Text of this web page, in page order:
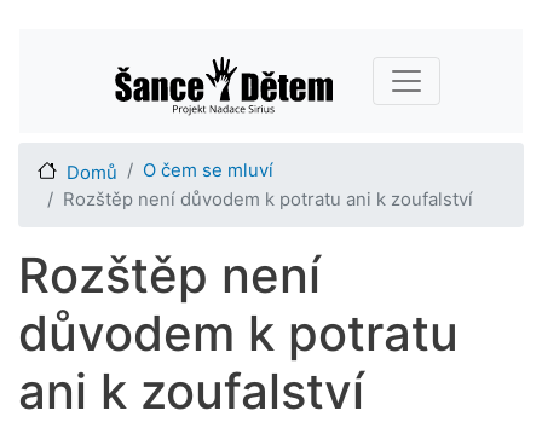
hlavnímu
obsahu
Main navigation
Domů
O čem se mluví
Rozštěp není důvodem k potratu ani k zoufalství
Rozštěp není
důvodem k potratu
ani k zoufalství